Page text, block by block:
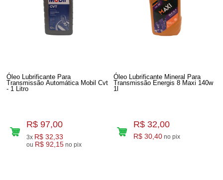
Óleo Lubrificante Para
Transmissão Automática Mobil Cvt
- 1 Litro
R$ 97,00
3x R$ 32,33
ou R$ 92,15 no pix
Óleo Lubrificante Mineral Para
Transmissão Energis 8 Maxi 140w
1l
R$ 32,00
R$ 30,40 no pix